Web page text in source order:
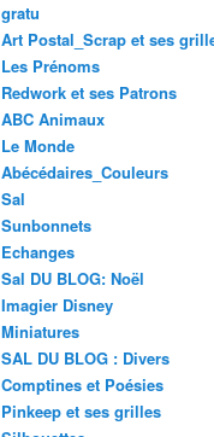
gratu
Art Postal_Scrap et ses
Les Prénoms
Redwork et ses Patrons
ABC Animaux
Le Monde
Abécédaires_Couleurs
Sal
Sunbonnets
Echanges
Sal DU BLOG: Noël
Imagier Disney
Miniatures
SAL DU BLOG : Divers
Comptines et Poésies
Pinkeep et ses grilles